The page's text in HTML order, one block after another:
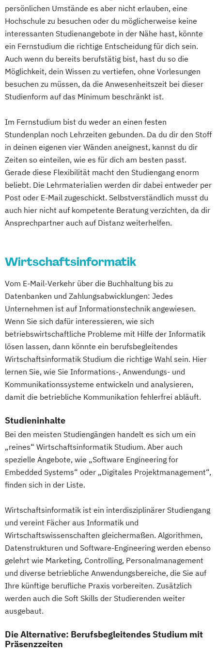
Energiewirtschaft und -management
Engineering Management
Fahrzeugtechnik Game Design
Game Development
Gestaltung interaktiver Systeme
Grundlagen des Software Engineering
IT-Sicherheit Industriedesign
Informatik
Ingenieurpsychologie
KI und maschinelles Lernen
Kommunikationsdesign
Kunststofftechnik
Lebensmittelverfahrenstechnik
Leit- und Sicherungstechnik
Maschinenbau Materials Science
Mathematik für Studierende
wirtschaftswissenschaftlicher Fächer
Medizinische Informatik Medizintechnik
Mensch-Computer-Interaktion
Nachhaltiges Design
Nachhaltigkeitsmanagement
Nachhaltigkeitstechnologien und -
management
Nationale und internationale Zertifizierung
und Produktkennzeichnung
New Venture Management
Professional Software Engineering
Prozesssimulation in der
Verfahrenstechnik
Qualitätsmanagement
Regenerative Energietechnik
Technische Betriebswirtschaft
Technische Informatik
Technologiemanagement
Vorkurs Mathematik
Wasserstofftechnologien
Wirtschaftsinformatik
Wirtschaftsingenieurwesen
Wirtschaftsingenieurwesen
Baumanagement
Wirtschaftsingenieurwesen Elektrotechnik
Wirtschaftsingenieurwesen Erneuerbare
Promotion“).
Geschichte Europas – Epochen
Umbrüche
Verflechtungen
Grundlagen Kulturwissenschaftliche
Literaturwissenschaft
Informatik Kulturwissenschaft
Mathematik
Softwareentwicklung
Mathematische und informatische
Grundlagen
Neuere deutsche Literatur im
medienkulturellen Kontext
Philosophie im europäischen Kontext
Philosophie – Philosophie im europäischen
Kontext
Politikwissenschaft
Praktische Informatik Psychologie
Psychologie: Entwicklung und Bildung
Psychologie: Entwicklung und Gesundheit
Psychologie: Soziale Prozesse und
Arbeitswelt
Psychologie: Soziale Prozesse
Diversität und Intervention
Rechtswissenschaft
Soziologie – Zugänge zur
Volkswirtschaft
Wirtschaftspsychologie
Wirtschaftswissenschaft
Wirtschaftswissenschaft Studienrichtung
Digitalisierungsmanagement
Wirtschaftswissenschaft Studienrichtung
Wirtschaftswissenschaft Studienrichtung
Rechnungslegung
Steuern und Wirtschaftsprüfung
Wirtschaftswissenschaft Studienrichtung
Risikomanagement
Wirtschaftswissenschaft Studienrichtung
Unternehmenssteuerung
Wirtschaftswissenschaft für Ingenieur/-
im Bachelor Rechtswissenschaft
persönlichen Umstände es aber nicht erlauben, eine
Hochschule zu besuchen oder du möglicherweise keine
interessanten Studienangebote in der Nähe hast, könnte
ein Fernstudium die richtige Entscheidung für dich sein.
Auch wenn du bereits berufstätig bist, hast du so die
Möglichkeit, dein Wissen zu vertiefen, ohne Vorlesungen
besuchen zu müssen, da die Anwesenheitszeit bei dieser
Studienform auf das Minimum beschränkt ist.
Im Fernstudium bist du weder an einen festen
Stundenplan noch Lehrzeiten gebunden. Da du dir den Stoff
in deinen eigenen vier Wänden aneignest, kannst du dir
Zeiten so einteilen, wie es für dich am besten passt.
Gerade diese Flexibilität macht den Studiengang enorm
beliebt. Die Lehrmaterialien werden dir dabei entweder per
Post oder E-Mail zugeschickt. Selbstverständlich musst du
auch hier nicht auf kompetente Beratung verzichten, da dir
Ansprechpartner auch auf Distanz weiterhelfen.
Wirtschaftsinformatik
Vom E-Mail-Verkehr über die Buchhaltung bis zu
Datenbanken und Zahlungsabwicklungen: Jedes
Unternehmen ist auf Informationstechnik angewiesen.
Wenn Sie sich dafür interessieren, wie sich
betriebswirtschaftliche Probleme mit Hilfe der Informatik
lösen lassen, dann könnte ein berufsbegleitendes
Wirtschaftsinformatik Studium die richtige Wahl sein. Hier
lernen Sie, wie Sie Informations-, Anwendungs- und
Kommunikationssysteme entwickeln und analysieren,
damit die betriebliche Kommunikation fehlerfrei abläuft.
Studieninhalte
Bei den meisten Studiengängen handelt es sich um ein
„reines“ Wirtschaftsinformatik Studium. Aber auch
spezielle Angebote, wie „Software Engineering for
Embedded Systems“ oder „Digitales Projektmanagement“,
finden sich in der Liste.
Wirtschaftsinformatik ist ein interdisziplinärer Studiengang
und vereint Fächer aus Informatik und
Wirtschaftswissenschaften gleichermaßen. Algorithmen,
Datenstrukturen und Software-Engineering werden ebenso
gelehrt wie Marketing, Controlling, Personalmanagement
und diverse betriebliche Anwendungsbereiche, die Sie auf
Ihre künftige berufliche Praxis vorbereiten. Zusätzlich
werden auch die Soft Skills der Studierenden weiter
ausgebaut.
Die Alternative: Berufsbegleitendes Studium mit
Präsenzzeiten